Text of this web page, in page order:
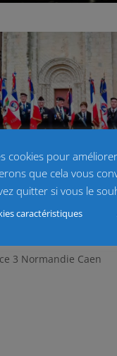
3 Normandie Caen
cookies pour
que cela vous
quitter si vous le
caractéristiques